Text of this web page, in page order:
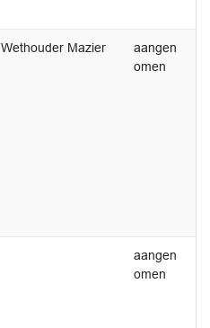
Wethouder Mazier
aangen
omen
aangen
omen